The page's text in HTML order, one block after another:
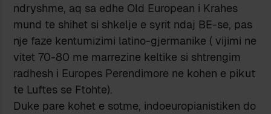
ndryshme, aq sa edhe Old European i Krahes
mund te shihet si shkelje e syrit ndaj BE-se, pas
nje faze kentumizimi latino-gjermanike ( vijimi ne
vitet 70-80 me marrezine keltike si shtrengim
radhesh i Europes Perendimore ne kohen e pikut
te Luftes se Ftohte).
Duke pare kohet e sotme, indoeuropianistiken do